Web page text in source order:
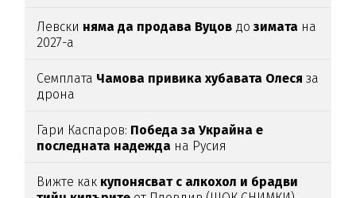
Левски няма да продава Вуцов дозимата на
2027-а
Семплата Чамова привика хубавата Олеся за
дрона
Гари Каспаров: Победа за Украйна е
последната надежда на Русия
Вижте как купонясват с алкохол и брадви